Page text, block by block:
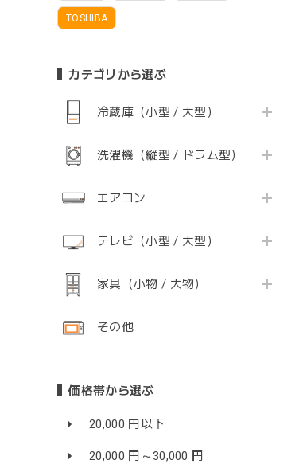
TOSHIBA
カテゴリから選ぶ
冷蔵庫（小型 / 大型）
洗濯機（縦型 / ドラム型）
エアコン
テレビ（小型 / 大型）
家具（小物 / 大物）
その他
価格帯から選ぶ
20,000 円以下
20,000 円～30,000 円